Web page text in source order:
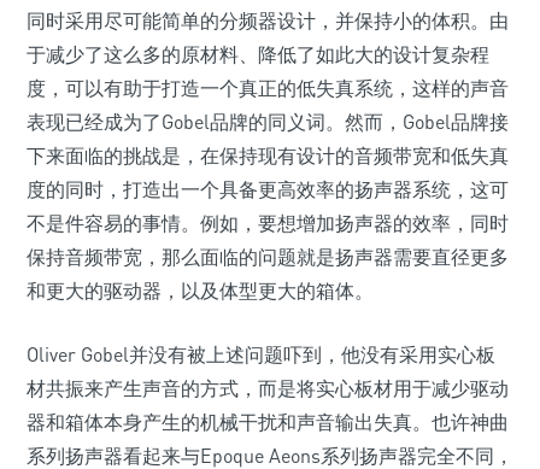
同时采用尽可能简单的分频器设计，并保持小的体积。由
于减少了这么多的原材料、降低了如此大的设计复杂程
度，可以有助于打造一个真正的低失真系统，这样的声音
表现已经成为了Gobel品牌的同义词。然而，Gobel品牌接
下来面临的挑战是，在保持现有设计的音频带宽和低失真
度的同时，打造出一个具备更高效率的扬声器系统，这可
不是件容易的事情。例如，要想增加扬声器的效率，同时
保持音频带宽，那么面临的问题就是扬声器需要直径更多
和更大的驱动器，以及体型更大的箱体。
Oliver Gobel并没有被上述问题吓到，他没有采用实心板
材共振来产生声音的方式，而是将实心板材用于减少驱动
器和箱体本身产生的机械干扰和声音输出失真。也许神曲
系列扬声器看起来与Epoque Aeons系列扬声器完全不同，